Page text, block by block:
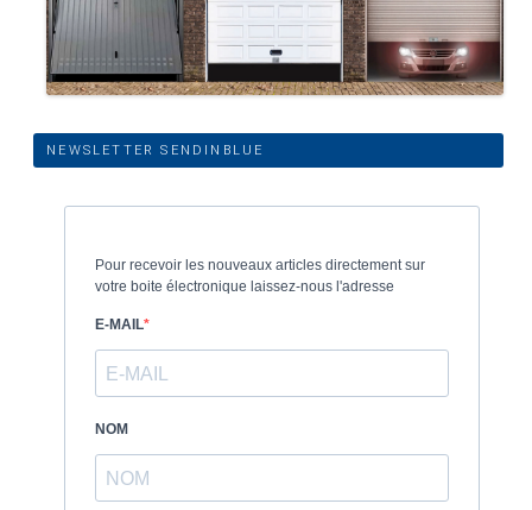
NEWSLETTER SENDINBLUE